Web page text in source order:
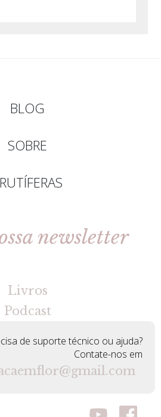
BLOG
SOBRE
newsletter
Livros
Podcast
de suporte técnico ou ajuda?
Contate-nos em